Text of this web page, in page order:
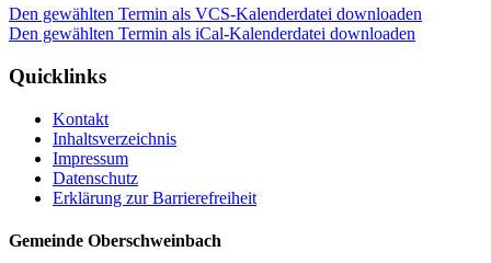
Den gewählten Termin als VCS-Kalenderdatei downloaden
Den gewählten Termin als iCal-Kalenderdatei downloaden
Quicklinks
Kontakt
Inhaltsverzeichnis
Impressum
Datenschutz
Erklärung zur Barrierefreiheit
Gemeinde Oberschweinbach